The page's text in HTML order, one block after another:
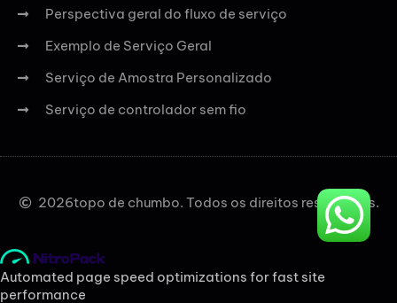
Perspectiva geral do fluxo de serviço
Exemplo de Serviço Geral
Serviço de Amostra Personalizado
Serviço de controlador sem fio
2026topo de chumbo. Todos os direitos reservados.